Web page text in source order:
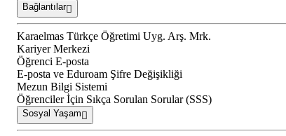
Bağlantılar
Karaelmas Türkçe Öğretimi Uyg. Arş. Mrk.
Kariyer Merkezi
Öğrenci E-posta
E-posta ve Eduroam Şifre Değişikliği
Mezun Bilgi Sistemi
Öğrenciler İçin Sıkça Sorulan Sorular (SSS)
Sosyal Yaşam